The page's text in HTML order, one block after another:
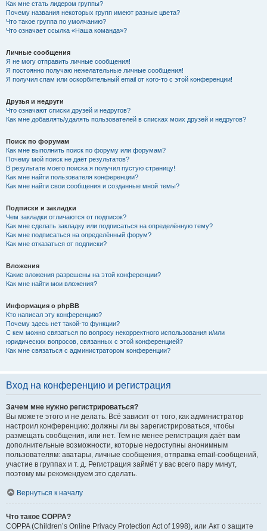
Как мне стать лидером группы?
Почему названия некоторых групп имеют разные цвета?
Что такое группа по умолчанию?
Что означает ссылка «Наша команда»?
Личные сообщения
Я не могу отправить личные сообщения!
Я постоянно получаю нежелательные личные сообщения!
Я получил спам или оскорбительный email от кого-то с этой конференции!
Друзья и недруги
Что означают списки друзей и недругов?
Как мне добавлять/удалять пользователей в списках моих друзей и недругов?
Поиск по форумам
Как мне выполнить поиск по форуму или форумам?
Почему мой поиск не даёт результатов?
В результате моего поиска я получил пустую страницу!
Как мне найти пользователя конференции?
Как мне найти свои сообщения и созданные мной темы?
Подписки и закладки
Чем закладки отличаются от подписок?
Как мне сделать закладку или подписаться на определённую тему?
Как мне подписаться на определённый форум?
Как мне отказаться от подписки?
Вложения
Какие вложения разрешены на этой конференции?
Как мне найти мои вложения?
Информация о phpBB
Кто написал эту конференцию?
Почему здесь нет такой-то функции?
С кем можно связаться по вопросу некорректного использования и/или
юридических вопросов, связанных с этой конференцией?
Как мне связаться с администратором конференции?
Вход на конференцию и регистрация
Зачем мне нужно регистрироваться?
Вы можете этого и не делать. Всё зависит от того, как администратор
настроил конференцию: должны ли вы зарегистрироваться, чтобы
размещать сообщения, или нет. Тем не менее регистрация даёт вам
дополнительные возможности, которые недоступны анонимным
пользователям: аватары, личные сообщения, отправка email-сообщений,
участие в группах и т. д. Регистрация займёт у вас всего пару минут,
поэтому мы рекомендуем это сделать.
Вернуться к началу
Что такое COPPA?
COPPA (Children’s Online Privacy Protection Act of 1998), или Акт о защите